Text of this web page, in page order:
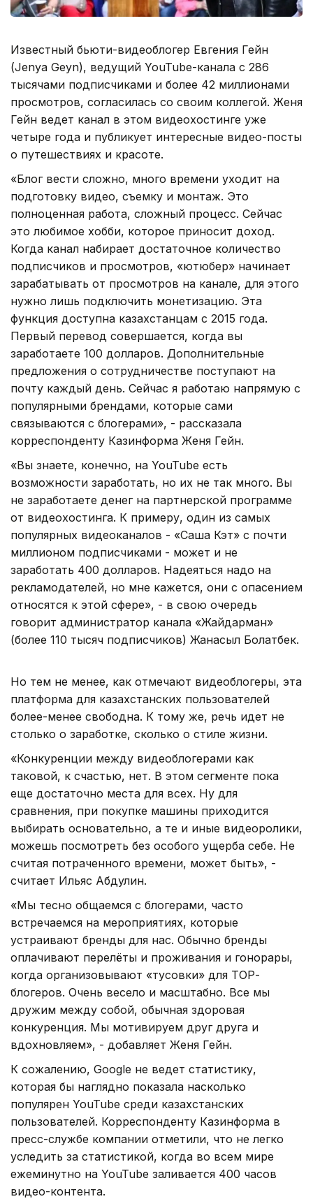
Известный бьюти-видеоблогер Евгения Гейн
(Jenya Geyn), ведущий YouTube-канала с 286
тысячами подписчиками и более 42 миллионами
просмотров, согласилась со своим коллегой. Женя
Гейн ведет канал в этом видеохостинге уже
четыре года и публикует интересные видео-посты
о путешествиях и красоте.
«Блог вести сложно, много времени уходит на
подготовку видео, съемку и монтаж. Это
полноценная работа, сложный процесс. Сейчас
это любимое хобби, которое приносит доход.
Когда канал набирает достаточное количество
подписчиков и просмотров, «ютюбер» начинает
зарабатывать от просмотров на канале, для этого
нужно лишь подключить монетизацию. Эта
функция доступна казахстанцам с 2015 года.
Первый перевод совершается, когда вы
заработаете 100 долларов. Дополнительные
предложения о сотрудничестве поступают на
почту каждый день. Сейчас я работаю напрямую с
популярными брендами, которые сами
связываются с блогерами», - рассказала
корреспонденту Казинформа Женя Гейн.
«Вы знаете, конечно, на YouTube есть
возможности заработать, но их не так много. Вы
не заработаете денег на партнерской программе
от видеохостинга. К примеру, один из самых
популярных видеоканалов - «Саша Кэт» с почти
миллионом подписчиками - может и не
заработать 400 долларов. Надеяться надо на
рекламодателей, но мне кажется, они с опасением
относятся к этой сфере», - в свою очередь
говорит администратор канала «Жайдарман»
(более 110 тысяч подписчиков) Жанасыл Болатбек.
Но тем не менее, как отмечают видеоблогеры, эта
платформа для казахстанских пользователей
более-менее свободна. К тому же, речь идет не
столько о заработке, сколько о стиле жизни.
«Конкуренции между видеоблогерами как
таковой, к счастью, нет. В этом сегменте пока
еще достаточно места для всех. Ну для
сравнения, при покупке машины приходится
выбирать основательно, а те и иные видеоролики,
можешь посмотреть без особого ущерба себе. Не
считая потраченного времени, может быть», -
считает Ильяс Абдулин.
«Мы тесно общаемся с блогерами, часто
встречаемся на мероприятиях, которые
устраивают бренды для нас. Обычно бренды
оплачивают перелёты и проживания и гонорары,
когда организовывают «тусовки» для ТОР-
блогеров. Очень весело и масштабно. Все мы
дружим между собой, обычная здоровая
конкуренция. Мы мотивируем друг друга и
вдохновляем», - добавляет Женя Гейн.
К сожалению, Google не ведет статистику,
которая бы наглядно показала насколько
популярен YouTube среди казахстанских
пользователей. Корреспонденту Казинформа в
пресс-службе компании отметили, что не легко
уследить за статистикой, когда во всем мире
ежеминутно на YouTube заливается 400 часов
видео-контента.